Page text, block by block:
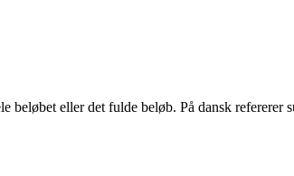
beløbet eller det fulde beløb. På dansk